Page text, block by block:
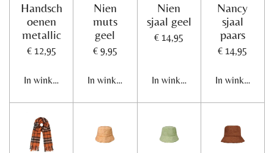
Handsch
oenen
metallic
€ 12,95
In winkelwagen
Nien
muts
geel
€ 9,95
In winkelwagen
Nien
sjaal geel
€ 14,95
In winkelwagen
Nancy
sjaal
paars
€ 14,95
In